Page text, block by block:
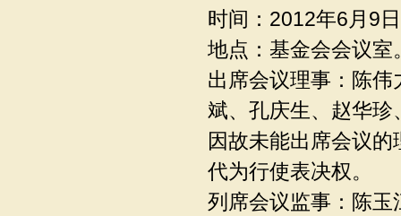
时间： 2012年6月9
地点：基金会会议室
出席会议理事：陈
斌、孔庆生、赵华
因故未能出席会议
代为行使表决权。
列席会议监事：陈玉